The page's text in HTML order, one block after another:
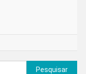
Pesquisar